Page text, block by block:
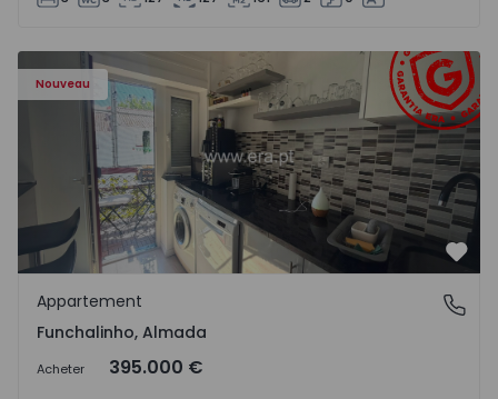
Nouveau
Appartement T5 Almada, Funchalinho - 1574997 - 1
Funchalinho, Almada
Appartement
Funchalinho, Almada
Acheter 395.000 €